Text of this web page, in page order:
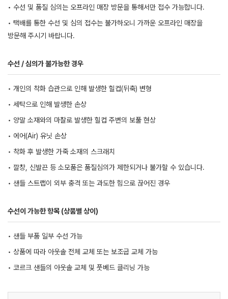
• 수선 및 품질 심의는 오프라인 매장 방문을 통해서만 접수 가능합니다.
• 택배를 통한 수선 및 심의 접수는 불가하오니 가까운 오프라인 매장을
방문해 주시기 바랍니다.
수선 / 심의가 불가능한 경우
• 개인의 착화 습관으로 인해 발생한 힐컵(뒤축) 변형
• 세탁으로 인해 발생한 손상
• 양말 소재와의 마찰로 발생한 힐컵 주변의 보풀 현상
• 에어(Air) 유닛 손상
• 착화 후 발생한 가죽 소재의 스크래치
• 깔창, 신발끈 등 소모품은 품질심의가 제한되거나 불가할 수 있습니다.
• 샌들 스트랩이 외부 충격 또는 과도한 힘으로 끊어진 경우
수선이 가능한 항목 (상품별 상이)
• 샌들 부품 일부 수선 가능
• 상품에 따라 아웃솔 전체 교체 또는 보조굽 교체 가능
• 코르크 샌들의 아웃솔 교체 및 풋베드 클리닝 가능